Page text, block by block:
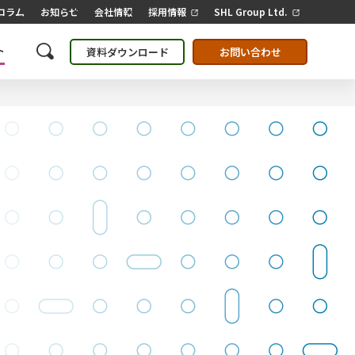
ラム お知らせ 会社情報 採用情報 SHL Group Ltd.
資料ダウンロード お問い合わせ